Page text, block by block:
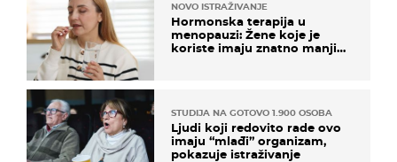
NOVO ISTRAŽIVANJE
Hormonska terapija u
menopauzi: Žene koje je
koriste imaju znatno manji
STUDIJA NA GOTOVO 1.900 OSOBA
Ljudi koji redovito rade ovo
imaju “mlađi” organizam,
pokazuje istraživanje